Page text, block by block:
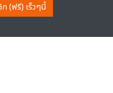
(ฟรี) เร็วๆนี้